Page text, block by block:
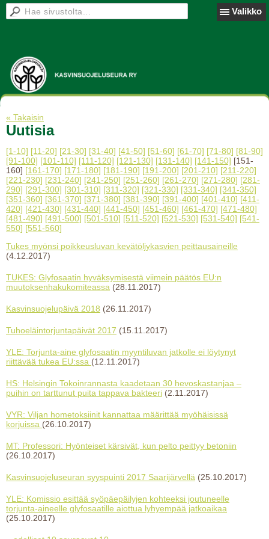
Valikko
« Takaisin
Uutisia
[1-10] [11-20] [21-30] [31-40] [41-50] [51-60] [61-70] [71-80] [81-90]
[91-100] [101-110] [111-120] [121-130] [131-140] [141-150] [151-
160] [161-170] [171-180] [181-190] [191-200] [201-210] [211-220]
[221-230] [231-240] [241-250] [251-260] [261-270] [271-280] [281-
290] [291-300] [301-310] [311-320] [321-330] [331-340] [341-350]
[351-360] [361-370] [371-380] [381-390] [391-400] [401-410] [411-
420] [421-430] [431-440] [441-450] [451-460] [461-470] [471-480]
[481-490] [491-500] [501-510] [511-520] [521-530] [531-540] [541-
550] [551-560]
Tukes myönsi poikkeusluvan kevätöljykasvien peittausaineille
(4.12.2017)
TUKES: Glyfosaatin hyväksymisestä viimein päätös EU:n
muutoksenhakukomiteassa (28.11.2017)
Kasvinsuojelupäivä 2018 (26.11.2017)
Tuhoeläintorjuntapäivät 2017 (15.11.2017)
YLE: Torjunta-aine glyfosaatin myyntiluvan jatkolle ei löytynyt
riittävää tukea EU:ssa (12.11.2017)
HS: Helsingin Tokoinrannasta kaadetaan 30 hevoskastanjaa –
puihin on tarttunut puita tappava bakteeri (2.11.2017)
VYR: Viljan hometoksiinit kannattaa määrittää myöhäisissä
korjuissa (26.10.2017)
MT: Professori: Hyönteiset kärsivät, kun pelto peittyy betoniin
(26.10.2017)
Kasvinsuojeluseuran syyspuinti 2017 Saarijärvellä (25.10.2017)
YLE: Komissio esittää syöpäepäilyjen kohteeksi joutuneelle
torjunta-aineelle glyfosaatille aiottua lyhyempää jatkoaikaa
(25.10.2017)